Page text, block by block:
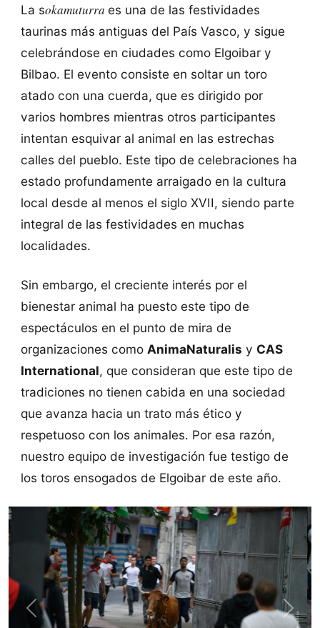
La sokamuturra es una de las festividades
taurinas más antiguas del País Vasco, y sigue
celebrándose en ciudades como Elgoibar y
Bilbao. El evento consiste en soltar un toro
atado con una cuerda, que es dirigido por
varios hombres mientras otros participantes
intentan esquivar al animal en las estrechas
calles del pueblo. Este tipo de celebraciones ha
estado profundamente arraigado en la cultura
local desde al menos el siglo XVII, siendo parte
integral de las festividades en muchas
localidades.
Sin embargo, el creciente interés por el
bienestar animal ha puesto este tipo de
espectáculos en el punto de mira de
organizaciones como AnimaNaturalis y CAS
International, que consideran que este tipo de
tradiciones no tienen cabida en una sociedad
que avanza hacia un trato más ético y
respetuoso con los animales. Por esa razón,
nuestro equipo de investigación fue testigo de
los toros ensogados de Elgoibar de este año.
Previous Next